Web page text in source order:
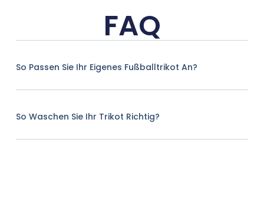
FAQ
So Passen Sie Ihr Eigenes Fußballtrikot An?
So Waschen Sie Ihr Trikot Richtig?